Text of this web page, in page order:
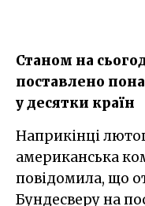
Станом на
поставлено
у десятки країн
Наприкінці лютого цього року
американська
повідомила, що
Бундесверу на